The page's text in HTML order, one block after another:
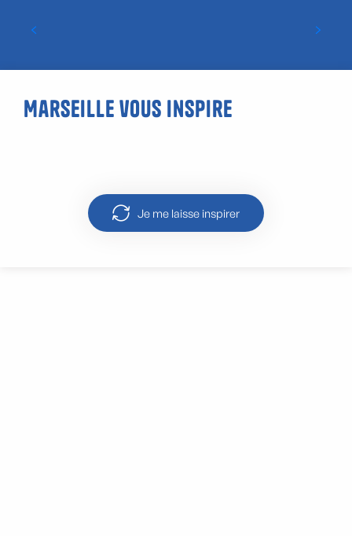
Marseille vous inspire
Je me laisse inspirer